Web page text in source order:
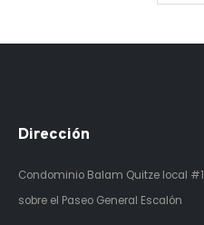
Dirección
Condominio Balam Quitze local #1
sobre el Paseo General Escalón